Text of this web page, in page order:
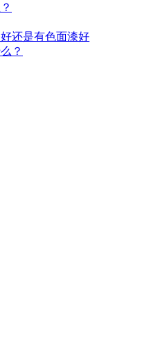
还是有色面漆好
？